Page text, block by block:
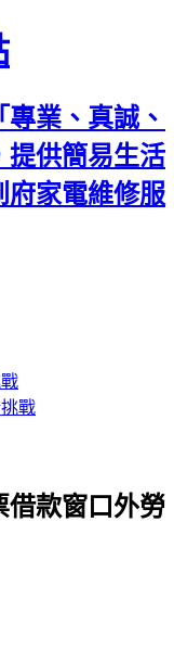
業、真誠、
提供簡易生活
府家電維修服
戰
借款窗口外勞